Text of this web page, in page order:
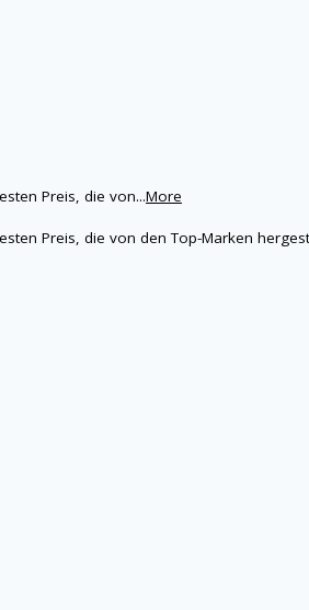
Preis, die von...More
Preis, die von den Top-Marken